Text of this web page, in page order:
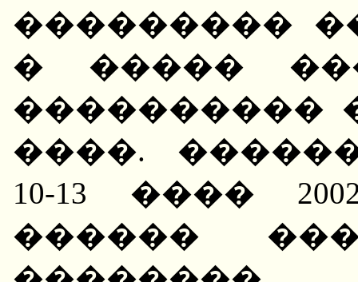
���������
� �����
����������
����.
10-13 ����
������